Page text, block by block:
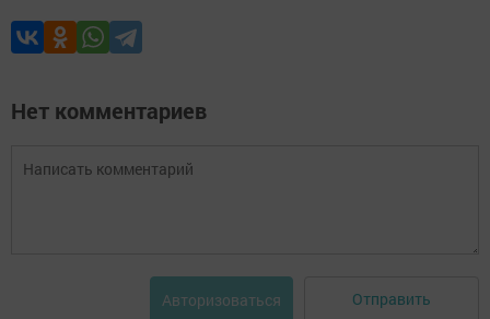
Нет комментариев
Авторизоваться Отправить